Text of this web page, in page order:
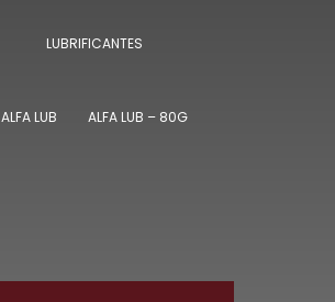
LUBRIFICANTES
ALFA LUB ALFA LUB – 80G